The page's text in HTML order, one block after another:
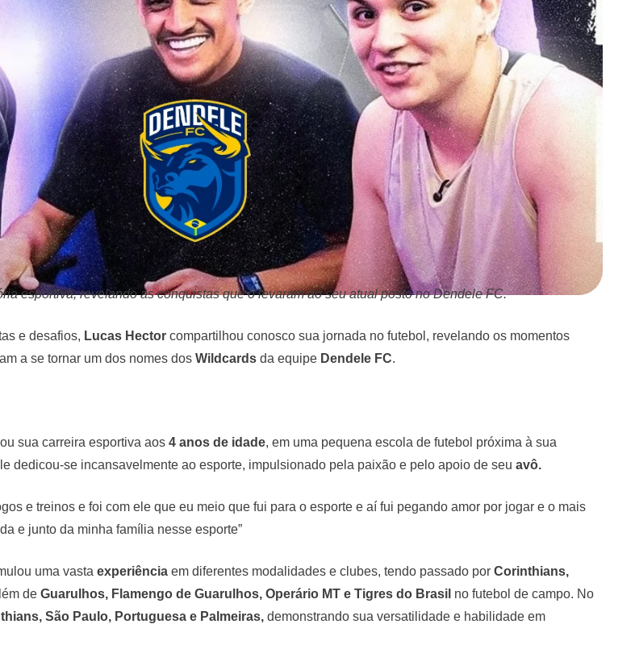
esportiva, revelando as conquistas que o levaram ao seu atual posto no Dendele FC.
e desafios, Lucas Hectorcompartilhou conosco sua jornada no futebol, revelando os momentos
a se tornar um dos nomes dos Wildcardsda equipe Dendele FC.
sua carreira esportiva aos 4 anos de idade, em uma pequena escola de futebol próxima à sua
dedicou-se incansavelmente ao esporte, impulsionado pela paixão e pelo apoio de seu avô.
e treinos e foi com ele que eu meio que fui para o esporte e aí fui pegando amor por jogar e o mais
e junto da minha família nesse esporte”
uma vasta experiênciaem diferentes modalidades e clubes, tendo passado por Corinthians,
de Guarulhos, Flamengo de Guarulhos, Operário MT e Tigres do Brasil no futebol de campo. No
São Paulo, Portuguesa e Palmeiras,demonstrando sua versatilidade e habilidade em